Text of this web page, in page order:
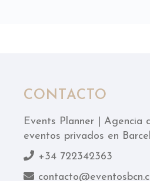
CONTACTO
Events Planner | Agencia
eventos privados en
+34 722342363